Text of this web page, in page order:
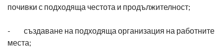
почивки с подходяща честота и продължителност;
- създаване на подходяща организация на работните
места;